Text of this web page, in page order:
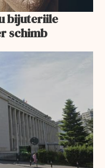
bijuteriile
schimb